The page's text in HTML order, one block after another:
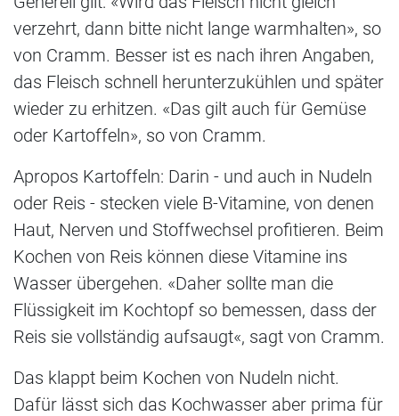
verzehrt, dann bitte nicht lange warmhalten», so
von Cramm. Besser ist es nach ihren Angaben,
das Fleisch schnell herunterzukühlen und später
wieder zu erhitzen. «Das gilt auch für Gemüse
oder Kartoffeln», so von Cramm.
Apropos Kartoffeln: Darin - und auch in Nudeln
oder Reis - stecken viele B-Vitamine, von denen
Haut, Nerven und Stoffwechsel profitieren. Beim
Kochen von Reis können diese Vitamine ins
Wasser übergehen. «Daher sollte man die
Flüssigkeit im Kochtopf so bemessen, dass der
Reis sie vollständig aufsaugt«, sagt von Cramm.
Das klappt beim Kochen von Nudeln nicht.
Dafür lässt sich das Kochwasser aber prima für